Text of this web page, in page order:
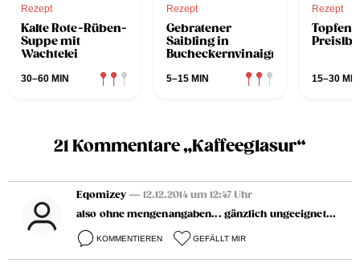
Rezept
Kalte Rote-Rüben-
Suppe mit
Wachtelei
30–60 MIN
Rezept
Gebratener
Saibling in
Bucheckernvinaigrette
5–15 MIN
Rezept
15–30 MIN
21 Kommentare „Kaffeeglasur“
Eqomizey— 12.12.2014 um 12:47 Uhr
also ohne mengenangaben... gänzlich ungeeignet...
KOMMENTIEREN GEFÄLLT MIR